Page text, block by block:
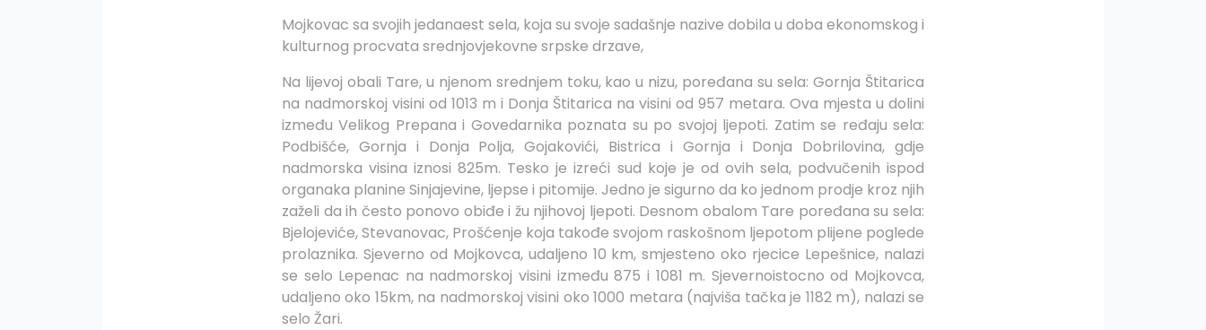
Mojkovac sa svojih jedanaest sela, koja su svoje sadašnje nazive dobila u doba ekonomskog i
kulturnog procvata srednjovjekovne srpske drzave,
Na lijevoj obali Tare, u njenom srednjem toku, kao u nizu, poređana su sela: Gornja Štitarica
na nadmorskoj visini od 1013 m i Donja Štitarica na visini od 957 metara. Ova mjesta u dolini
između Velikog Prepana i Govedarnika poznata su po svojoj ljepoti. Zatim se ređaju sela:
Podbišće, Gornja i Donja Polja, Gojakovići, Bistrica i Gornja i Donja Dobrilovina, gdje
nadmorska visina iznosi 825m. Tesko je izreći sud koje je od ovih sela, podvučenih ispod
organaka planine Sinjajevine, ljepse i pitomije. Jedno je sigurno da ko jednom prodje kroz njih
zaželi da ih često ponovo obiđe i žu njihovoj ljepoti. Desnom obalom Tare poređana su sela:
Bjelojeviće, Stevanovac, Prošćenje koja takođe svojom raskošnom ljepotom plijene poglede
prolaznika. Sjeverno od Mojkovca, udaljeno 10 km, smjesteno oko rjecice Lepešnice, nalazi
se selo Lepenac na nadmorskoj visini između 875 i 1081 m. Sjevernoistocno od Mojkovca,
udaljeno oko 15km, na nadmorskoj visini oko 1000 metara (najviša tačka je 1182 m), nalazi se
selo Žari.